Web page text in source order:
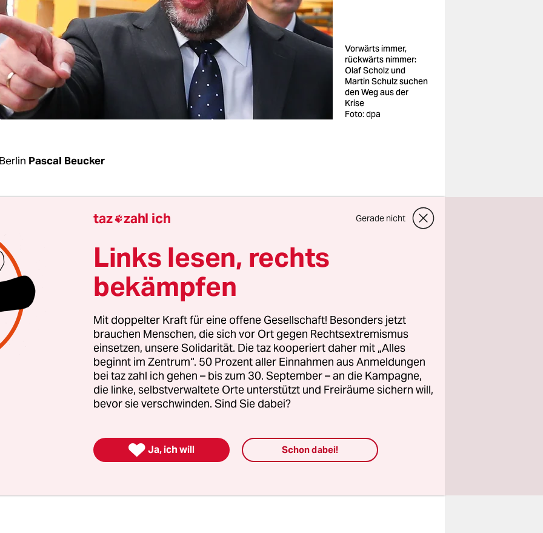
Vorwärts immer,
rückwärts nimmer:
Olaf Scholz und
Martin Schulz suchen
den Weg aus der
Krise
Foto: dpa
Pascal Beucker
Monat nach ihrem historischen Debakel bei der
hat in der SPD die Auseinandersetzung um die
und Aufstellung der Partei begonnen. Eine
und tiefgreifende Erneuerung“ sei „unabdingbar“,
Chef Martin Schulz in einem am Freitag
sozialdemokratische Portalvorwärts.de
umfassend sein – organisatorisch, strukturell,
kündigt er markig an.
bedeutet, da beschränkt sich Schulz derzeit allerdings
Andeutungen: Er wolle, „dass sich an diesem
so viele Menschen wie möglich beteiligen“. Die
Korrekturen schlägt Schulz nicht vor.
taz zahl ich Gerade nicht
Links lesen, rechts
bekämpfen
Mit doppelter Kraft für eine offene Gesellschaft! Besonders jetzt
brauchen Menschen, die sich vor Ort gegen Rechtsextremismus
einsetzen, unsere Solidarität. Die taz kooperiert daher mit „Alles
beginnt im Zentrum“. 50 Prozent aller Einnahmen aus Anmeldungen
bei taz zahl ich gehen – bis zum 30. September – an die Kampagne,
die linke, selbstverwaltete Orte unterstützt und Freiräume sichern will,
bevor sie verschwinden. Sind Sie dabei?
 Ja, ich will Schon dabei!